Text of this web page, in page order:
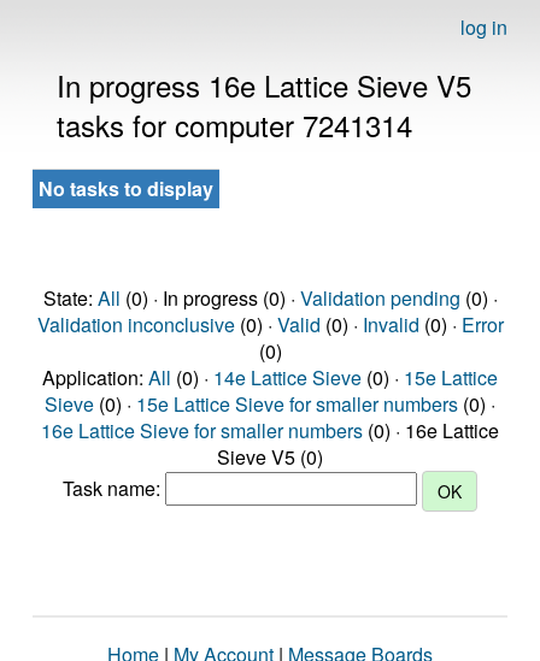
log in
In progress 16e Lattice Sieve V5
tasks for computer 7241314
No tasks to display
State: All (0) · In progress (0) · Validation pending (0) ·
Validation inconclusive(0) · Valid (0) · Invalid (0) · Error
(0)
Application: All (0) · 14e Lattice Sieve (0) · 15e Lattice
Sieve (0) · 15e Lattice Sieve for smaller numbers (0) ·
16e Lattice Sieve for smaller numbers (0) · 16e Lattice
Sieve V5 (0)
Task name:
Home | My Account | Message Boards